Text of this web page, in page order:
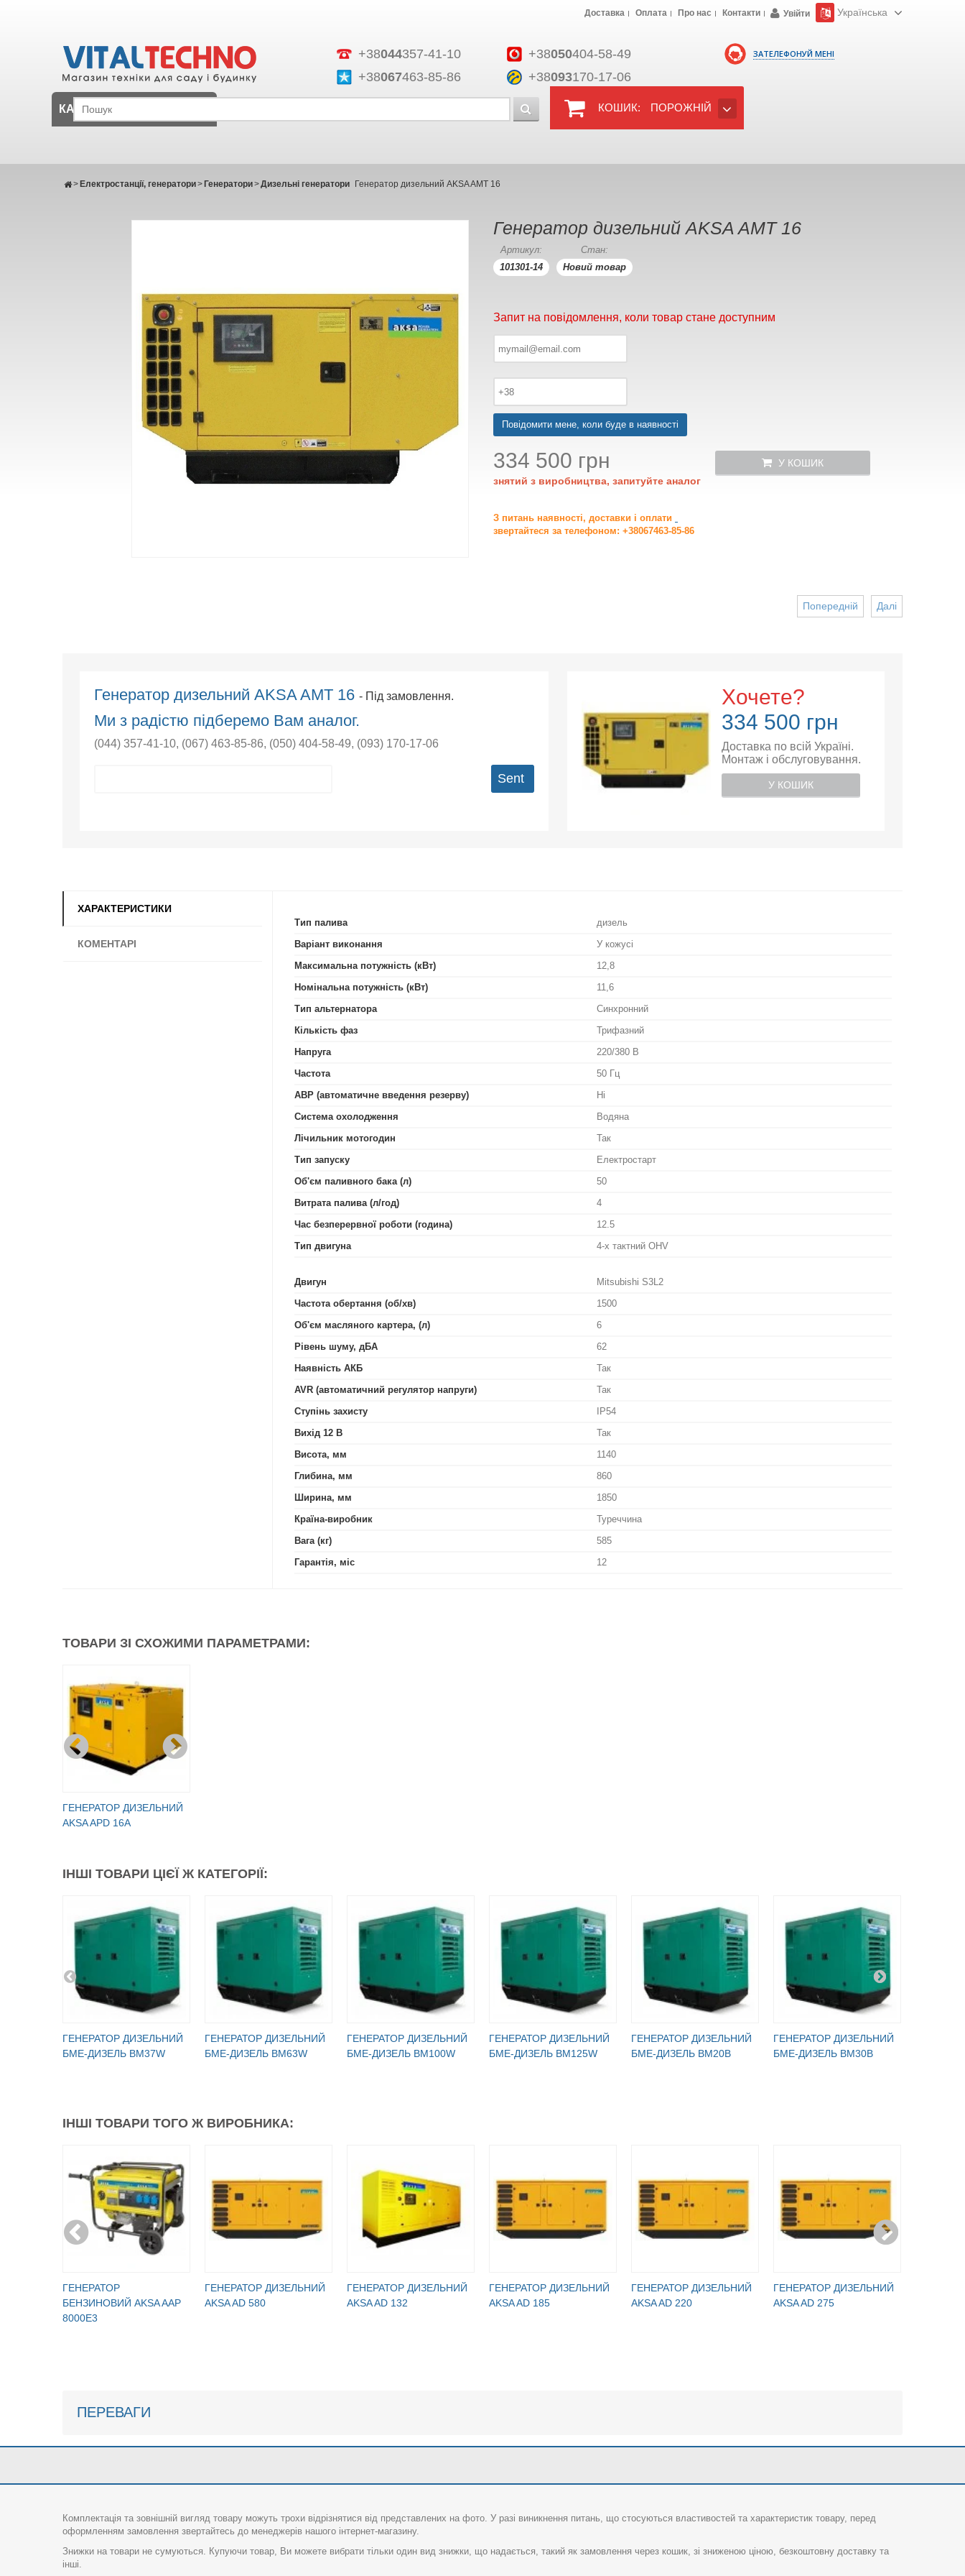
ЗАТЕЛЕФОНУЙ МЕНІ
+38044357-41-10 +38050404-58-49
+38067463-85-86 +38093170-17-06
Доставка Оплата Про нас Контакти Увійти Українська
КОШИК: ПОРОЖНІЙ
КАТАЛОГ
Електростанції, генератори
> Генератори
> Дизельні генератори
> Генератор дизельний AKSA AMT 16
Генератор дизельний AKSA AMT 16
Артикул:
101301-14
Стан:
Новий товар
Запит на повідомлення, коли товар стане доступним
Повідомити мене, коли буде в наявності
334 500 грн
знятий з виробництва, запитуйте аналог
У КОШИК
З питань наявності, доставки і оплати
звертайтеся за телефоном: +38067463-85-86
Далі
Попередній
Генератор дизельний AKSA AMT 16- Під замовлення.
Ми з радістю підберемо Вам аналог.
(044) 357-41-10, (067) 463-85-86, (050) 404-58-49, (093) 170-17-06
Sent
Хочете?
334 500 грн
Доставка по всій Україні.
Монтаж і обслуговування.
У КОШИК
ХАРАКТЕРИСТИКИ
КОМЕНТАРІ
Тип палива
дизель
Варіант виконання
У кожусі
Максимальна потужність (кВт)
12,8
Номінальна потужність (кВт)
11,6
Тип альтернатора
Синхронний
Кількість фаз
Трифазний
Напруга
220/380 В
Частота
50 Гц
АВР (автоматичне введення резерву)
Ні
Система охолодження
Водяна
Лічильник мотогодин
Так
Тип запуску
Електростарт
Об'єм паливного бака (л)
50
Витрата палива (л/год)
4
Час безперервної роботи (година)
12.5
Тип двигуна
4-х тактний OHV
Двигун
Mitsubishi S3L2
Частота обертання (об/хв)
1500
Об'єм масляного картера, (л)
6
Рівень шуму, дБА
62
Наявність АКБ
Так
AVR (автоматичний регулятор напруги)
Так
Ступінь захисту
IP54
Вихід 12 В
Так
Висота, мм
1140
Глибина, мм
860
Ширина, мм
1850
Країна-виробник
Туреччина
Вага (кг)
585
Гарантія, міс
12
ТОВАРИ ЗІ СХОЖИМИ ПАРАМЕТРАМИ:
ГЕНЕРАТОР ДИЗЕЛЬНИЙ
AKSA APD 16A
ІНШІ ТОВАРИ ЦІЄЇ Ж КАТЕГОРІЇ:
ГЕНЕРАТОР ДИЗЕЛЬНИЙ
БМЕ-ДИЗЕЛЬ BM37W
ГЕНЕРАТОР ДИЗЕЛЬНИЙ
БМЕ-ДИЗЕЛЬ BM63W
ГЕНЕРАТОР ДИЗЕЛЬНИЙ
БМЕ-ДИЗЕЛЬ BM100W
ГЕНЕРАТОР ДИЗЕЛЬНИЙ
БМЕ-ДИЗЕЛЬ BM125W
ГЕНЕРАТОР ДИЗЕЛЬНИЙ
БМЕ-ДИЗЕЛЬ BM20B
ГЕНЕРАТОР ДИЗЕЛЬНИЙ
БМЕ-ДИЗЕЛЬ BM30B
ІНШІ ТОВАРИ ТОГО Ж ВИРОБНИКА:
ГЕНЕРАТОР
БЕНЗИНОВИЙ AKSA AAP
8000E3
ГЕНЕРАТОР ДИЗЕЛЬНИЙ
AKSA AD 580
ГЕНЕРАТОР ДИЗЕЛЬНИЙ
AKSA AD 132
ГЕНЕРАТОР ДИЗЕЛЬНИЙ
AKSA AD 185
ГЕНЕРАТОР ДИЗЕЛЬНИЙ
AKSA AD 220
ГЕНЕРАТОР ДИЗЕЛЬНИЙ
AKSA AD 275
ПЕРЕВАГИ
Комплектація та зовнішній вигляд товару можуть трохи відрізнятися від представлених на фото. У разі виникнення питань, що стосуються властивостей та характеристик товару, перед
оформленням замовлення звертайтесь до менеджерів нашого інтернет-магазину.
Знижки на товари не сумуються. Купуючи товар, Ви можете вибрати тільки один вид знижки, що надається, такий як замовлення через кошик, зі зниженою ціною, безкоштовну доставку та
інші.